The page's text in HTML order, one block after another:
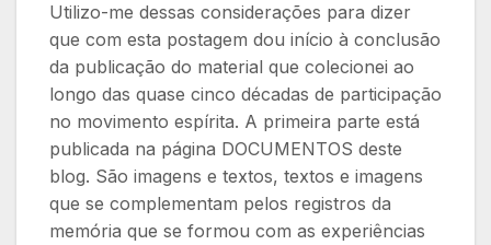
Utilizo-me dessas considerações para dizer
que com esta postagem dou início à conclusão
da publicação do material que colecionei ao
longo das quase cinco décadas de participação
no movimento espírita. A primeira parte está
publicada na página DOCUMENTOS deste
blog. São imagens e textos, textos e imagens
que se complementam pelos registros da
memória que se formou com as experiências